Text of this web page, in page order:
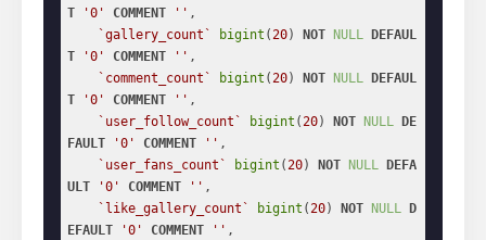
T
'0' COMMENT '' ,
`gallery_count`
bigint (20) NOT NULL
DEFAUL
T
'0' COMMENT '' ,
`comment_count`
bigint (20) NOT NULL
DEFAUL
T
'0' COMMENT '' ,
`user_follow_count`
bigint (20) NOT NULL
DE
FAULT
'0' COMMENT '' ,
`user_fans_count`
bigint (20) NOT NULL
DEFA
ULT
'0' COMMENT '' ,
`like_gallery_count`
bigint (20) NOT NULL
D
EFAULT
'0' COMMENT '' ,